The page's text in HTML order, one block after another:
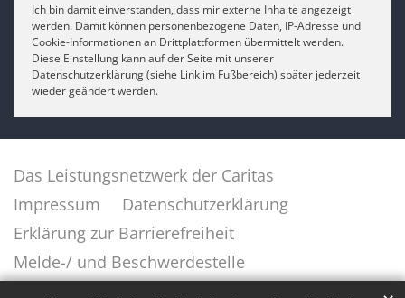
Ich bin damit einverstanden, dass mir externe Inhalte angezeigt
werden. Damit können personenbezogene Daten, IP-Adresse und
Cookie-Informationen an Drittplattformen übermittelt werden.
Diese Einstellung kann auf der Seite mit unserer
Datenschutzerklärung (siehe Link im Fußbereich) später jederzeit
wieder geändert werden.
Das Leistungsnetzwerk der Caritas
Impressum
Datenschutzerklärung
Erklärung zur Barrierefreiheit
Melde-/ und Beschwerdestelle